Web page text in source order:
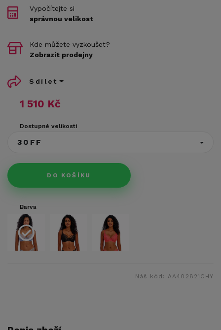
1 510 Kč
Dostupné velikosti
30FF
DO KOŠÍKU
Vypočítejte si
správnou velikost
Kde můžete vyzkoušet?
Zobrazit prodejny
Sdílet
Barva
Náš kód: AA402821CHY